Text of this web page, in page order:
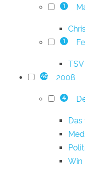
1
1
46 2008
4
Das
Win